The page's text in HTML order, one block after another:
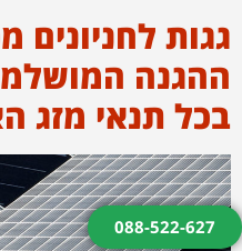
גגות לחניונים
ההגנה
בכל תנאי מזג
088-522-627